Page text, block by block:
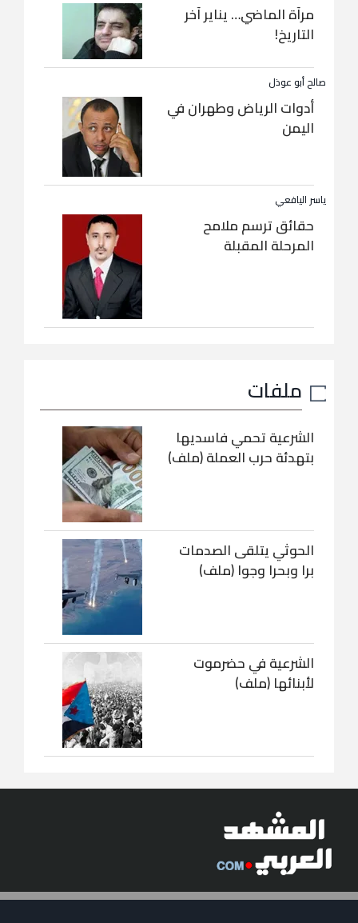
مرآة الماضي… يناير آخر
التاريخ!
صالح أبو عوذل
أدوات الرياض وطهران في
اليمن
ياسر اليافعي
حقائق ترسم ملامح
المرحلة المقبلة
ملفات
الشرعية تحمي فاسديها
بتهدئة حرب العملة (ملف)
الحوثي يتلقى الصدمات
برا وبحرا وجوا (ملف)
الشرعية في حضرموت
لأبنائها (ملف)